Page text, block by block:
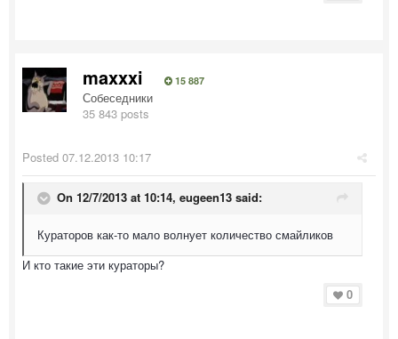
maxxxi 15 887
Собеседники
35 843 posts
Posted 07.12.2013 10:17
On 12/7/2013 at 10:14, eugeen13 said:
Кураторов как-то мало волнует количество смайликов
И кто такие эти кураторы?
0